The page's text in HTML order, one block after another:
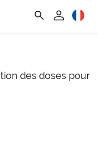
des doses pour